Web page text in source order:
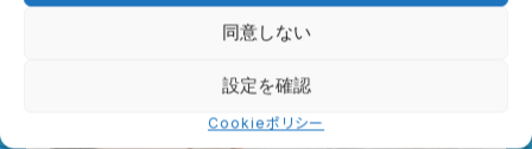
同意しない
設定を確認
Cookieポリシー